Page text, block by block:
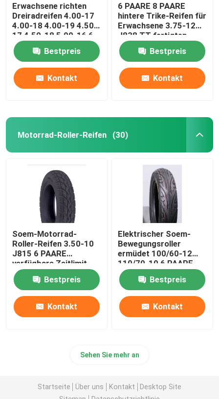
Erwachsene richten
Dreiradreifen 4.00-17
4.00-18 4.00-19 4.50-
17 4.50-18 5.00-16 6
PAARE 8 PAARE auf,
die TT EMARK
besonders anfertigte
Bestpreis
Kontakt
6 PAARE 8 PAARE
hintere Trike-Reifen für
Erwachsene 3.75-12
J838 TT fertigten
besonders an
Bestpreis
Kontakt
Motorrad-Roller-Reifen (30)
Soem-Motorrad-
Roller-Reifen 3.50-10
J815 6 PAARE
verfügbare Zeitlimit
schlauchlos
Bestpreis
Kontakt
Elektrischer Soem-
Bewegungsroller
ermüdet 100/60-12
110/70-10 6 PAARE,
die TT/TL langlebiges
Gut verdicken
Bestpreis
Kontakt
Sehen Sie mehr an
Startseite Über uns Kontakt
Desktop Site